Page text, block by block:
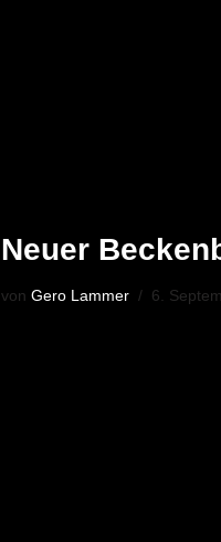
Neuer
vonGero Lammer 6.